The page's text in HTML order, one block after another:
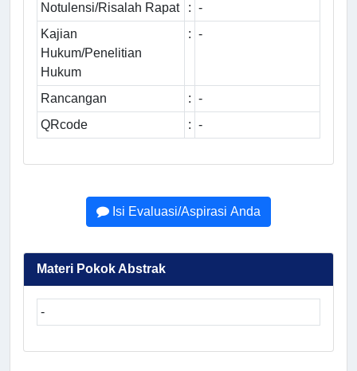
Notulensi/Risalah Rapat
: -
Kajian
Hukum/Penelitian
Hukum
: -
Rancangan : -
QRcode
: -
Isi Evaluasi/Aspirasi Anda
Materi Pokok Abstrak
-